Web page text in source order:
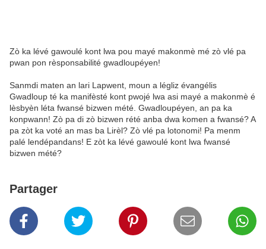
Zò ka lévé gawoulé kont lwa pou mayé makonmè mé zò vlé pa
pwan pon rèsponsabilité gwadloupéyen!
Sanmdi maten an lari Lapwent, moun a légliz évangélis
Gwadloup té ka manifèsté kont pwojé lwa asi mayé a makonmè é
lèsbyèn léta fwansé bizwen mété. Gwadloupéyen, an pa ka
konpwann! Zò pa di zò bizwen rété anba dwa komen a fwansé? A
pa zòt ka voté an mas ba Lirèl? Zò vlé pa lotonomi! Pa menm
palé lendépandans! E zòt ka lévé gawoulé kont lwa fwansé
bizwen mété?
Partager